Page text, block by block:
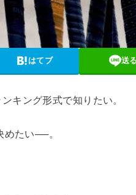
はてブ 送る
キング形式で知りたい。
めたい──。